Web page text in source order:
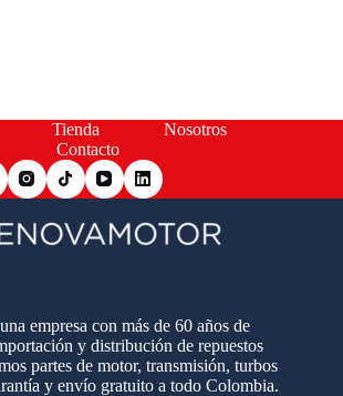
Tienda
Nosotros
Contacto
empresa con más de 60 años de
y distribución de repuestos
partes de motor, transmisión, turbos
y envío gratuito a todo Colombia.